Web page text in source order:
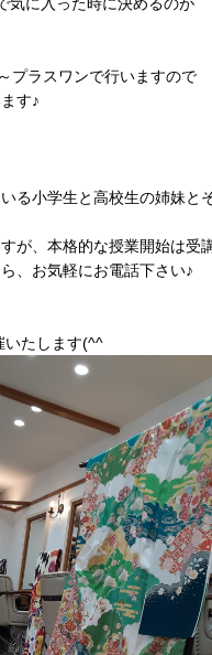
気に入った時に決めるのが
プラスワンで行いますので
す♪
る小学生と高校生の姉妹
が、本格的な授業開始は受
、お気軽にお電話下さい♪
いたします(^^